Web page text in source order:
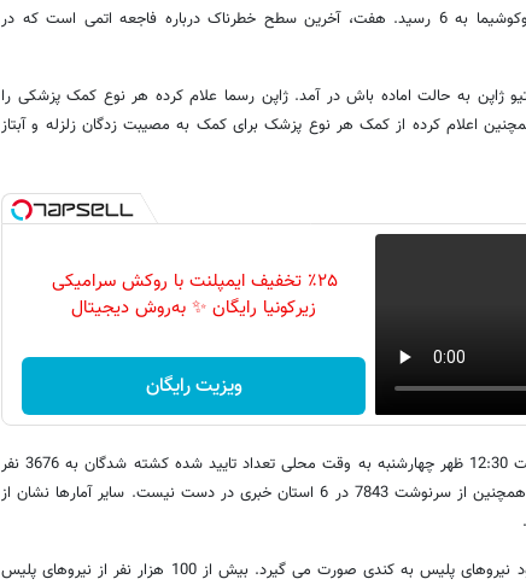
سطح خطر در نیروگاه هسته ای فوکوشیما به 6 رسید. هفت، آخرین سطح خطرناک درباره فاجعه اتمی است که در
ژاپن به حالت اماده باش در آمد. ژاپن رسما علام کرده هر نوع کمک پزشکی را
اعلام کرده از کمک هر نوع پزشک برای کمک به مصیبت زدگان زلزله و آبتاز
٪۲۵ تخفیف ایمپلنت با روکش سرامیکی
زیرکونیا رایگان ✨ به‌روش دیجیتال
ویزیت رایگان
ژاپن رسما اعلام کرده تا ساعت 12:30 ظهر چهارشنبه به وقت محلی تعداد تایید شده کشته شدگان به 3676 نفر
در 12 استان مختلف رسیده است. همچنین از سرنوشت 7843 در 6 استان خبری در دست نیست. سایر آمارها نشان از
هویت قربانیان بدلیل کمبود نیروهای پلیس به کندی صورت می گیرد. بیش از 100 هزار نفر از نیروهای پلیس